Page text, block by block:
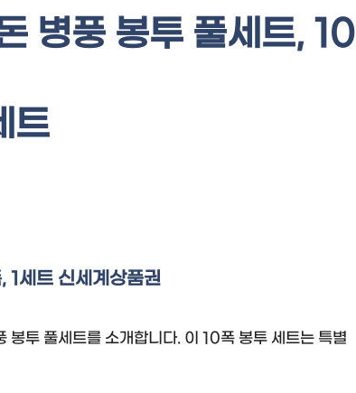
병풍 봉투 풀세트, 10
트
1세트 신세계상품권
투 풀세트를 소개합니다. 이 10폭 봉투 세트는 특별